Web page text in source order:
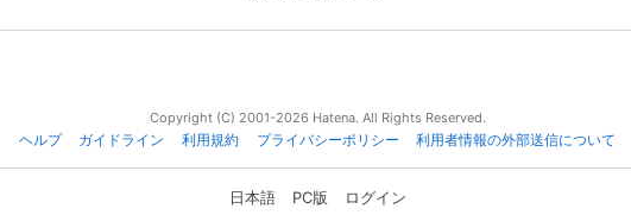
Copyright (C) 2001-2026 Hatena. All Rights Reserved.
ヘルプ
ガイドライン 利用規約 プライバシーポリシー 利用者情報の外部送信について
日本語 PC版 ログイン